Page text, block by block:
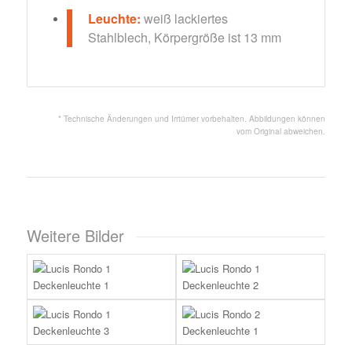
Leuchte: weiß lackiertes
Stahlblech, Körpergröße ist 13 mm
* Technische Änderungen und Irrtümer vorbehalten. Abbildungen können
vom Original abweichen.
Weitere Bilder